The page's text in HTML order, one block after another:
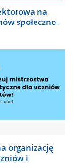
na
społeczno-
organizację
i